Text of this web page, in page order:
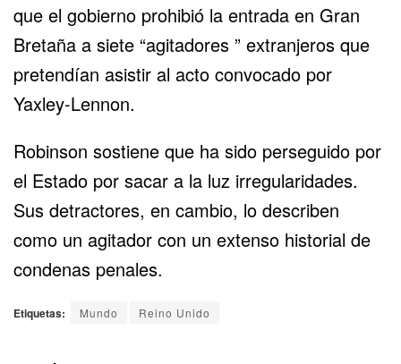
que el gobierno prohibió la entrada en Gran
Bretaña a siete “agitadores ” extranjeros que
pretendían asistir al acto convocado por
Yaxley-Lennon.
Robinson sostiene que ha sido perseguido por
el Estado por sacar a la luz irregularidades.
Sus detractores, en cambio, lo describen
como un agitador con un extenso historial de
condenas penales.
Etiquetas: Mundo Reino Unido